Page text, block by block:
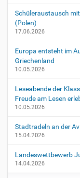
Schüleraustausch
(Polen)
17.06.2026
Europa entsteht im
Griechenland
10.05.2026
Leseabende der
Freude am Lesen
10.05.2026
Stadtradeln an der
15.04.2026
Landeswettbewerb
14.04.2026